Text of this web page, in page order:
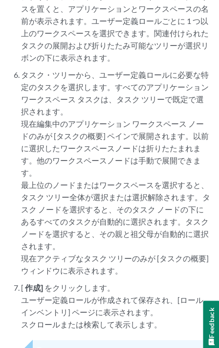
スを置くと、アプリケーションとワークスペースの名
前が表示されます。ユーザー定義ロールごとに 1 つ以
上のワークスペースを選択できます。関連付けられた
タスクの展開および折りたたみ可能なツリーが選択リ
ボンの下に表示されます。
タスク・ツリーから、ユーザー定義ロールに必要な特
定のタスクを選択します。すべてのアプリケーション
ワークスペース タスクは、タスク ツリーで既定で選
択されます。
現在編集中のアプリケーション ワークスペース ノー
ドのみが [タスクの概要] ペインで展開されます。以前
に選択したワークスペースノードは折りたたまれま
す。他のワークスペースノードは手動で展開できま
す。
最上位のノードまたはワークスペースを選択すると、
タスク ツリー全体が選択または選択解除されます。タ
スク ノードを選択すると、そのタスク ノードの下に
あるすべてのタスクが自動的に選択されます。タスク
ノードを選択すると、その親と祖父母が自動的に選択
されます。
現在アクティブなタスク ツリーのみが [タスクの概要]
ウィンドウに表示されます。
[作成] をクリックします。
ユーザー定義ロールが作成されて保存され、[ロール
インベントリ] ページに表示されます。
スクロールまたは検索して表示します。
Feedback